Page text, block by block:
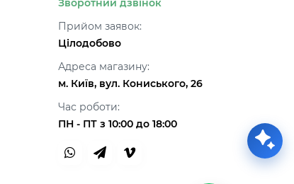
Зворотний дзвінок
Прийом заявок:
Цілодобово
Адреса магазину:
м. Київ, вул. Кониського, 26
Час роботи:
ПН - ПТ з 10:00 до 18:00